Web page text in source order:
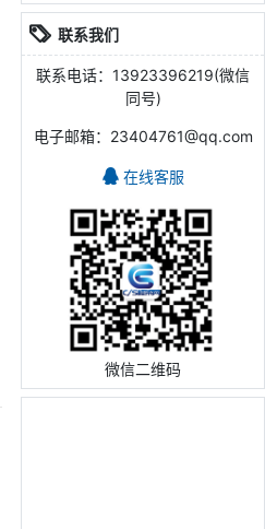
联系我们
联系电话：13923396219(微信
同号)
电子邮箱：23404761@qq.com
在线客服
微信二维码